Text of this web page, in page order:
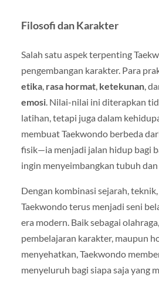
Filosofi dan Karakter
Salah satu aspek terpenting
pengembangan karakter. Para
etika, rasa hormat, ketekunan,
emosi. Nilai-nilai ini diterapkan
latihan, tetapi juga dalam
membuat Taekwondo berbeda
fisik—ia menjadi jalan hidup bagi
ingin menyeimbangkan tubuh
Dengan kombinasi sejarah,
Taekwondo terus menjadi seni
era modern. Baik sebagai
pembelajaran karakter, maupun
menyehatkan, Taekwondo
menyeluruh bagi siapa saja yang